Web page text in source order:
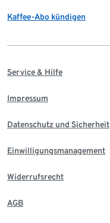
Kaffee-Abo kündigen
Service & Hilfe
Impressum
Datenschutz und Sicherheit
Einwilligungsmanagement
Widerrufsrecht
AGB